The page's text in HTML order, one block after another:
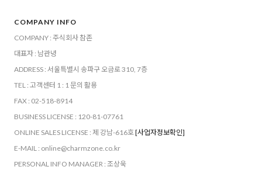
COMPANY INFO
COMPANY : 주식회사 참존
대표자 : 남관녕
ADDRESS : 서울특별시 송파구 오금로 310, 7층
TEL : 고객센터 1 : 1 문의 활용
FAX : 02-518-8914
BUSINESS LICENSE : 120-81-07761
ONLINE SALES LICENSE : 제 강남-616호[사업자정보확인]
E-MAIL : online@charmzone.co.kr
PERSONAL INFO MANAGER : 조상욱